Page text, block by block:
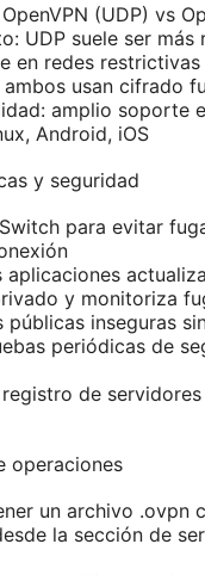
(UDP) vs
UDP suele ser más
en redes restrictivas
ambos usan cifrado
amplio soporte
Android, iOS
y seguridad
para evitar
aplicaciones
y monitoriza
públicas inseguras
periódicas de
de
operaciones
un archivo .ovpn
la sección de